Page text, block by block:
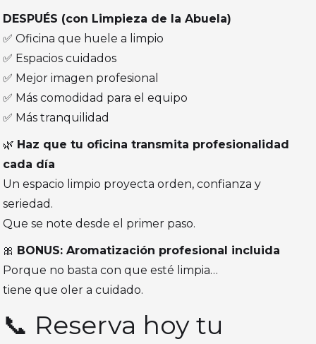
DESPUÉS (con Limpieza de la Abuela)
✅ Oficina que huele a limpio
✅ Espacios cuidados
✅ Mejor imagen profesional
✅ Más comodidad para el equipo
✅ Más tranquilidad
🌿 Haz que tu oficina transmita profesionalidad
cada día
Un espacio limpio proyecta orden, confianza y
seriedad.
Que se note desde el primer paso.
🎀 BONUS: Aromatización profesional incluida
Porque no basta con que esté limpia…
tiene que oler a cuidado.
📞 Reserva hoy tu